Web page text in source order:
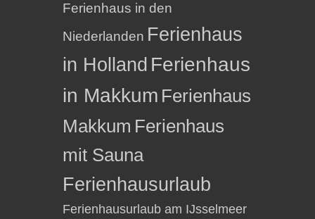
Ferienhaus in den
Niederlanden Ferienhaus
in Holland Ferienhaus
in Makkum Ferienhaus
Makkum Ferienhaus
mit Sauna
Ferienhausurlaub
Ferienhausurlaub am IJsselmeer